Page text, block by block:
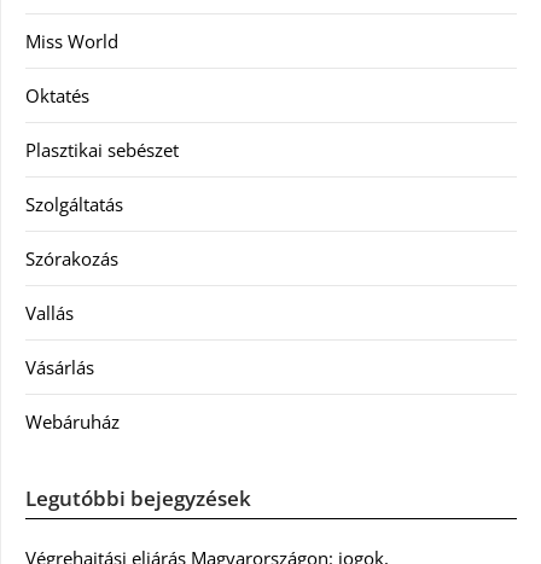
Miss World
Oktatés
Plasztikai sebészet
Szolgáltatás
Szórakozás
Vallás
Vásárlás
Webáruház
Legutóbbi bejegyzések
Végrehajtási eljárás Magyarországon: jogok,